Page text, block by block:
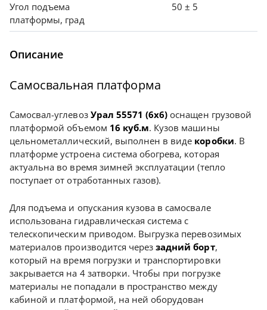
Угол подъема
платформы, град
50 ± 5
Описание
Самосвальная платформа
Самосвал-углевоз Урал 55571 (6х6) оснащен грузовой
платформой объемом 16 куб.м. Кузов машины
цельнометаллический, выполнен в виде коробки. В
платформе устроена система обогрева, которая
актуальна во время зимней эксплуатации (тепло
поступает от отработанных газов).
Для подъема и опускания кузова в самосвале
использована гидравлическая система с
телескопическим приводом. Выгрузка перевозимых
материалов производится через задний борт,
который на время погрузки и транспортировки
закрывается на 4 затворки. Чтобы при погрузке
материалы не попадали в пространство между
кабиной и платформой, на ней оборудован